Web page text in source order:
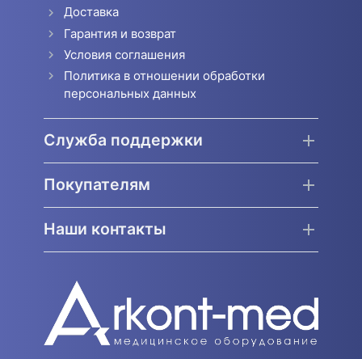
Доставка
Гарантия и возврат
Условия соглашения
Политика в отношении обработки
персональных данных
Служба поддержки
Покупателям
Наши контакты